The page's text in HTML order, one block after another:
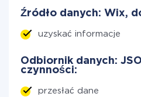
Źródło danych: Wix,
uzyskać informacje
Odbiornik danych:
czynności:
przesłać dane